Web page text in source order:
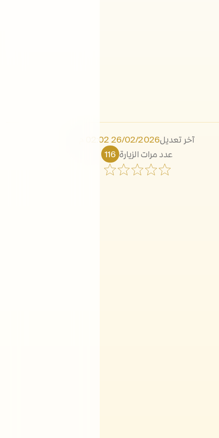
آخر تعديل26/02/2026 02:02 م
عدد مرات الزيارة 116